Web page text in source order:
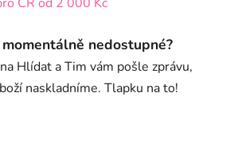
momentálně nedostupné?
Hlídat a Tim vám pošle zprávu,
naskladníme. Tlapku na to!